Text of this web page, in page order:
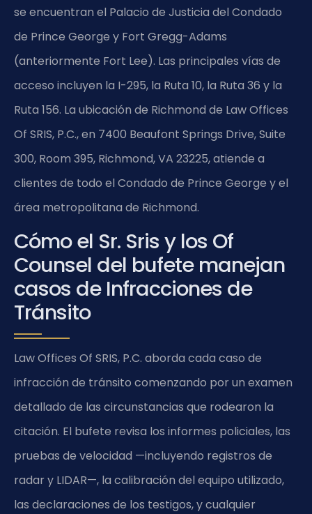
se encuentran el Palacio de Justicia del Condado
de Prince George y Fort Gregg-Adams
(anteriormente Fort Lee). Las principales vías de
acceso incluyen la I-295, la Ruta 10, la Ruta 36 y la
Ruta 156. La ubicación de Richmond de Law Offices
Of SRIS, P.C., en 7400 Beaufont Springs Drive, Suite
300, Room 395, Richmond, VA 23225, atiende a
clientes de todo el Condado de Prince George y el
área metropolitana de Richmond.
Cómo el Sr. Sris y los Of
Counsel del bufete manejan
casos de Infracciones de
Tránsito
Law Offices Of SRIS, P.C. aborda cada caso de
infracción de tránsito comenzando por un examen
detallado de las circunstancias que rodearon la
citación. El bufete revisa los informes policiales, las
pruebas de velocidad —incluyendo registros de
radar y LIDAR—, la calibración del equipo utilizado,
las declaraciones de los testigos, y cualquier